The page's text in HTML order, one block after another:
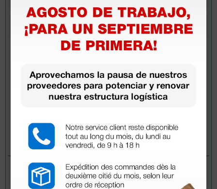
¿Todavía tienes alguna duda? ¿Necesitas más
información?
Envía ahora mismo tu pregunta a los colegas que ya
han adquirido este producto.
Envía tu pregunta
PREGUNTAS/RESPUESTAS
PREGUNTA